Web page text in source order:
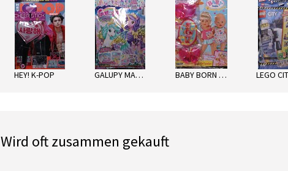
HEY! K-POP GALUPY MAGAZIN BABY BORN SOMMER-SPAß
next
Wird oft zusammen gekauft